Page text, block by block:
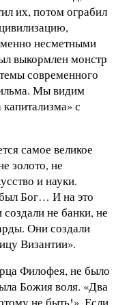
их, потом ограбил
несметными
выкормлен монстр
современного
Мы видим
с
самое великое
золото, не
и науки.
Бог… И на это
не банки, не
Они создали
Византии».
Филофея, не было
Божия воля. «Два